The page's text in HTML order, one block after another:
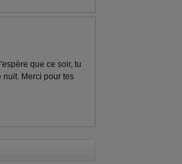
que ce soir, tu
nuit. Merci pour tes